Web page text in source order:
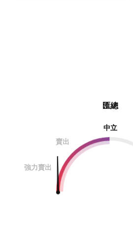
匯總
中立
賣出
強力賣出